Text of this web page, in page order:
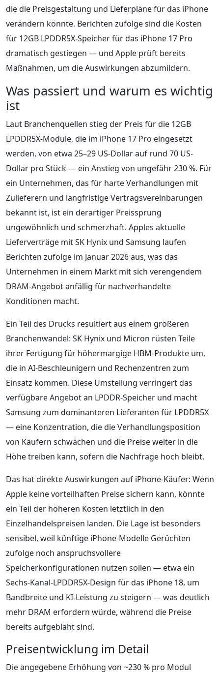
die die Preisgestaltung und Lieferpläne für das iPhone
verändern könnte. Berichten zufolge sind die Kosten
für 12GB LPDDR5X-Speicher für das iPhone 17 Pro
dramatisch gestiegen — und Apple prüft bereits
Maßnahmen, um die Auswirkungen abzumildern.
Was passiert und warum es wichtig
ist
Laut Branchenquellen stieg der Preis für die 12GB
LPDDR5X-Module, die im iPhone 17 Pro eingesetzt
werden, von etwa 25–29 US-Dollar auf rund 70 US-
Dollar pro Stück — ein Anstieg von ungefähr 230 %. Für
ein Unternehmen, das für harte Verhandlungen mit
Zulieferern und langfristige Vertragsvereinbarungen
bekannt ist, ist ein derartiger Preissprung
ungewöhnlich und schmerzhaft. Apples aktuelle
Lieferverträge mit SK Hynix und Samsung laufen
Berichten zufolge im Januar 2026 aus, was das
Unternehmen in einem Markt mit sich verengendem
DRAM-Angebot anfällig für nachverhandelte
Konditionen macht.
Ein Teil des Drucks resultiert aus einem größeren
Branchenwandel: SK Hynix und Micron rüsten Teile
ihrer Fertigung für höhermargige HBM-Produkte um,
die in AI-Beschleunigern und Rechenzentren zum
Einsatz kommen. Diese Umstellung verringert das
verfügbare Angebot an LPDDR-Speicher und macht
Samsung zum dominanteren Lieferanten für LPDDR5X
— eine Konzentration, die die Verhandlungsposition
von Käufern schwächen und die Preise weiter in die
Höhe treiben kann, sofern die Nachfrage hoch bleibt.
Das hat direkte Auswirkungen auf iPhone-Käufer: Wenn
Apple keine vorteilhaften Preise sichern kann, könnte
ein Teil der höheren Kosten letztlich in den
Einzelhandelspreisen landen. Die Lage ist besonders
sensibel, weil künftige iPhone-Modelle Gerüchten
zufolge noch anspruchsvollere
Speicherkonfigurationen nutzen sollen — etwa ein
Sechs-Kanal-LPDDR5X-Design für das iPhone 18, um
Bandbreite und KI-Leistung zu steigern — was deutlich
mehr DRAM erfordern würde, während die Preise
bereits aufgebläht sind.
Preisentwicklung im Detail
Die angegebene Erhöhung von ~230 % pro Modul